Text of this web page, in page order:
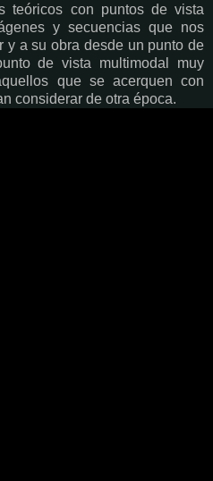
teóricos con puntos de vista
y secuencias que nos
y a su obra desde un punto de
de vista multimodal muy
que se acerquen con
considerar de otra época.